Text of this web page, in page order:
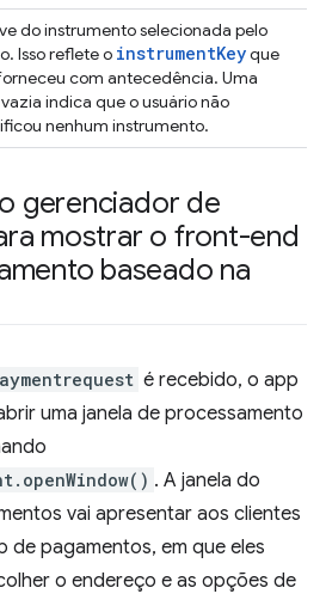
do instrumento selecionada pelo
Isso reflete o instrumentKeyque
com antecedência. Uma
indica que o usuário não
nenhum instrumento.
gerenciador de
mostrar o front-end
baseado na
é recebido, o app
uma janela de processamento
. A janela do
vai apresentar aos clientes
de pagamentos, em que eles
o endereço e as opções de